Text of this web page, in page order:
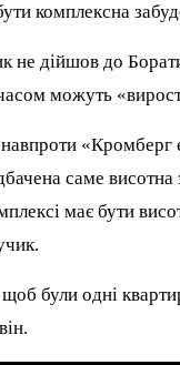
комплексна
не дійшов до
можуть
саме
має бути
щоб були одні